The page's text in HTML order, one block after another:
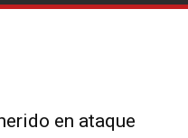
en ataque